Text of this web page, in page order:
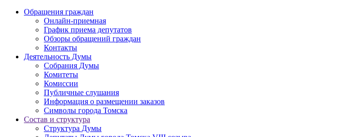
Обращения граждан
Онлайн-приемная
График приема депутатов
Обзоры обращений граждан
Контакты
Деятельность Думы
Собрания Думы
Комитеты
Комиссии
Публичные слушания
Информация о размещении заказов
Символы города Томска
Состав и структура
Структура Думы